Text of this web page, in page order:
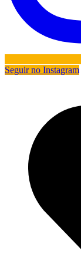
Seguir no Instagram